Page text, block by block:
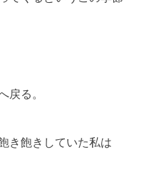
戻る。
き飽きしていた私は